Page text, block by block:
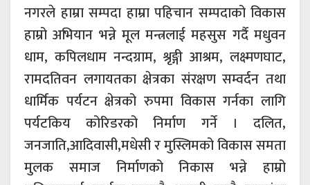
नगरले हाम्रा सम्पदा हाम्रा पहिचान सम्पदाको विकास
हाम्रो अभियान भन्ने मूल मन्त्रलाई महसुस गर्दै मधुवन
धाम, कपिलधाम नन्दग्राम, श्रृङ्गी आश्रम, लक्ष्मणघाट,
रामदतिवन लगायतका क्षेत्रका संरक्षण सम्वर्दन तथा
धार्मिक पर्यटन क्षेत्रको रुपमा विकास गर्नका लागि
पर्यटकिय कोरिडरको निर्माण गर्ने । दलित,
जनजाति,आदिवासी,मधेसी र मुस्लिमको विकास समता
मुलक समाज निर्माणको निकास भन्ने हाम्रो